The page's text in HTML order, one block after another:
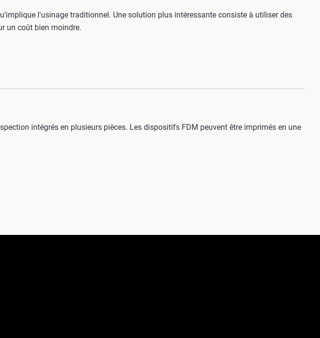
l'usinage traditionnel. Une solution plus intéressante consiste à utiliser des
un coût bien moindre.
intégrés en plusieurs pièces. Les dispositifs FDM peuvent être imprimés en une